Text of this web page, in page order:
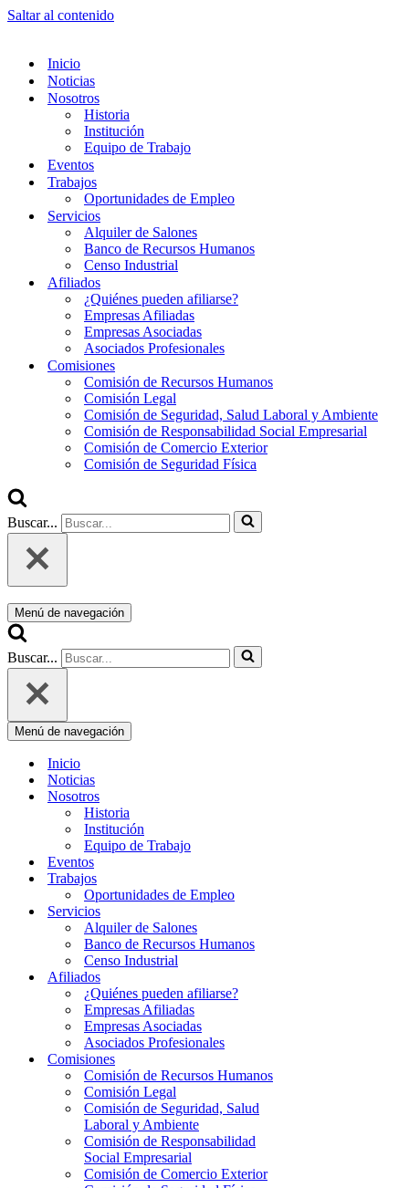
Saltar al contenido
Inicio
Noticias
Nosotros
Historia
Institución
Equipo de Trabajo
Eventos
Trabajos
Oportunidades de Empleo
Servicios
Alquiler de Salones
Banco de Recursos Humanos
Censo Industrial
Afiliados
¿Quiénes pueden afiliarse?
Empresas Afiliadas
Empresas Asociadas
Asociados Profesionales
Comisiones
Comisión de Recursos Humanos
Comisión Legal
Comisión de Seguridad, Salud Laboral y Ambiente
Comisión de Responsabilidad Social Empresarial
Comisión de Comercio Exterior
Comisión de Seguridad Física
Buscar...
Menú de navegación
Buscar...
Menú de navegación
Inicio
Noticias
Nosotros
Historia
Institución
Equipo de Trabajo
Eventos
Trabajos
Oportunidades de Empleo
Servicios
Alquiler de Salones
Banco de Recursos Humanos
Censo Industrial
Afiliados
¿Quiénes pueden afiliarse?
Empresas Afiliadas
Empresas Asociadas
Asociados Profesionales
Comisiones
Comisión de Recursos Humanos
Comisión Legal
Comisión de Seguridad, Salud
Laboral y Ambiente
Comisión de Responsabilidad
Social Empresarial
Comisión de Comercio Exterior